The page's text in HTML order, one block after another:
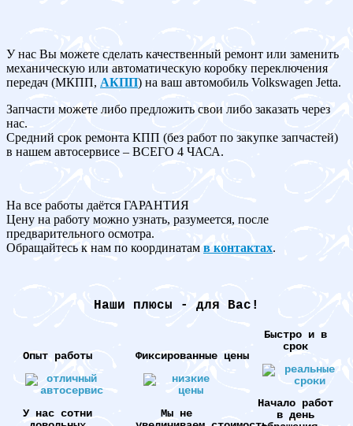
У нас Вы можете сделать качественный ремонт или заменить
механическую или автоматическую коробку переключения
передач (МКПП, АКПП) на ваш автомобиль Volkswagen Jetta.
Запчасти можете либо предложить свои либо заказать через
нас.
Средний срок ремонта КПП (без работ по закупке запчастей)
в нашем автосервисе – ВСЕГО 4 ЧАСА.
На все работы даётся ГАРАНТИЯ
Цену на работу можно узнать, разумеется, после
предварительного осмотра.
Обращайтесь к нам по координатам в контактах.
Наши плюсы - для Вас!
Опыт работы
У нас сотни
Фиксированные цены
Мы не
Быстро и в
срок
Начало работ
в день